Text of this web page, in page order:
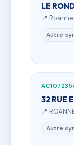
LE
📍
Autre
32 RUE
📍
Autre